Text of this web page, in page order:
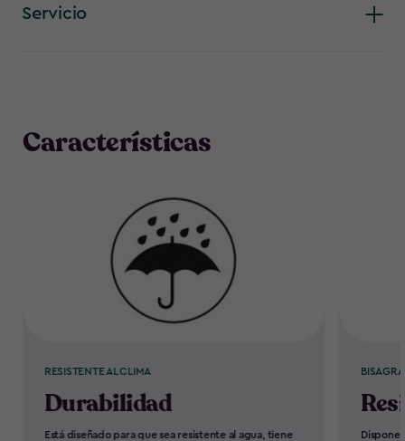
Servicio
Características
RESISTENTE AL CLIMA
Durabilidad
Está diseñado para que sea resistente al agua, tiene
Dispone